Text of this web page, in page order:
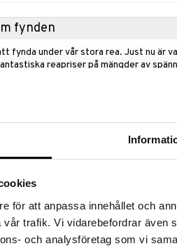
för att anpassa innehållet och
trafik. Vi vidarebefordrar även
och analysföretag som vi
fynden
fynda under vår stora rea. Just nu är
reapriser på mängder av
som älskar att vara nära och bli
nappflaska och två skedar.
och dockkläder för dockor i